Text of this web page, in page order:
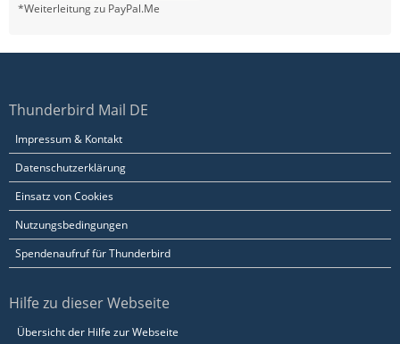
*Weiterleitung zu PayPal.Me
Thunderbird Mail DE
Impressum & Kontakt
Datenschutzerklärung
Einsatz von Cookies
Nutzungsbedingungen
Spendenaufruf für Thunderbird
Hilfe zu dieser Webseite
Übersicht der Hilfe zur Webseite